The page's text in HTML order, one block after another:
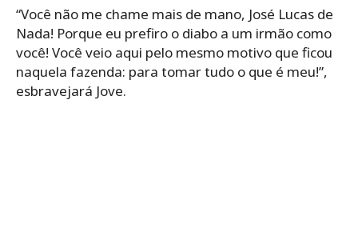
“Você não me chame mais de mano, José Lucas de
Nada! Porque eu prefiro o diabo a um irmão como
você! Você veio aqui pelo mesmo motivo que ficou
naquela fazenda: para tomar tudo o que é meu!”,
esbravejará Jove.